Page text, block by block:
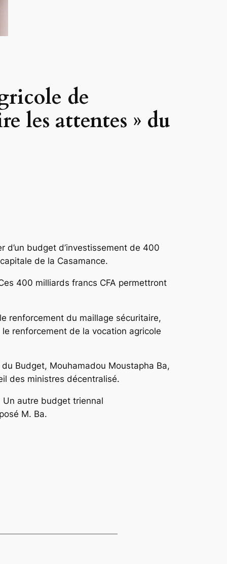
de
les attentes » du
d’un budget d’investissement de 400
de la Casamance.
400 milliards francs CFA permettront
renforcement du maillage sécuritaire,
renforcement de la vocation agricole
Budget, Mouhamadou Moustapha Ba,
des ministres décentralisé.
Un autre budget triennal
M. Ba.